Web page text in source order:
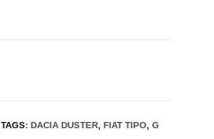
TAGS: DACIA DUSTER, FIAT TIPO, G